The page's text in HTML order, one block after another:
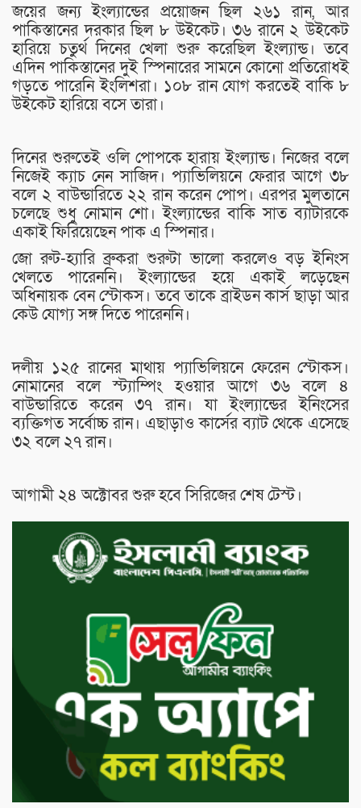
জয়ের জন্য ইংল্যান্ডের প্রয়োজন ছিল ২৬১ রান, আর
পাকিস্তানের দরকার ছিল ৮ উইকেট। ৩৬ রানে ২ উইকেট
হারিয়ে চতুর্থ দিনের খেলা শুরু করেছিল ইংল্যান্ড। তবে
এদিন পাকিস্তানের দুই স্পিনারের সামনে কোনো প্রতিরোধই
গড়তে পারেনি ইংলিশরা। ১০৮ রান যোগ করতেই বাকি ৮
উইকেট হারিয়ে বসে তারা।
দিনের শুরুতেই ওলি পোপকে হারায় ইংল্যান্ড। নিজের বলে
নিজেই ক্যাচ নেন সাজিদ। প্যাভিলিয়নে ফেরার আগে ৩৮
বলে ২ বাউন্ডারিতে ২২ রান করেন পোপ। এরপর মুলতানে
চলেছে শুধু নোমান শো। ইংল্যান্ডের বাকি সাত ব্যাটারকে
একাই ফিরিয়েছেন পাক এ স্পিনার।
জো রুট-হ্যারি ব্রুকরা শুরুটা ভালো করলেও বড় ইনিংস
খেলতে পারেননি। ইংল্যান্ডের হয়ে একাই লড়েছেন
অধিনায়ক বেন স্টোকস। তবে তাকে ব্রাইডন কার্স ছাড়া আর
কেউ যোগ্য সঙ্গ দিতে পারেননি।
দলীয় ১২৫ রানের মাথায় প্যাভিলিয়নে ফেরেন স্টোকস।
নোমানের বলে স্ট্যাম্পিং হওয়ার আগে ৩৬ বলে ৪
বাউন্ডারিতে করেন ৩৭ রান। যা ইংল্যান্ডের ইনিংসের
ব্যক্তিগত সর্বোচ্চ রান। এছাড়াও কার্সের ব্যাট থেকে এসেছে
৩২ বলে ২৭ রান।
আগামী ২৪ অক্টোবর শুরু হবে সিরিজের শেষ টেস্ট।